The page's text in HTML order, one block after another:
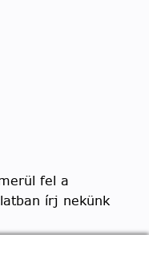
fel a
írj nekünk